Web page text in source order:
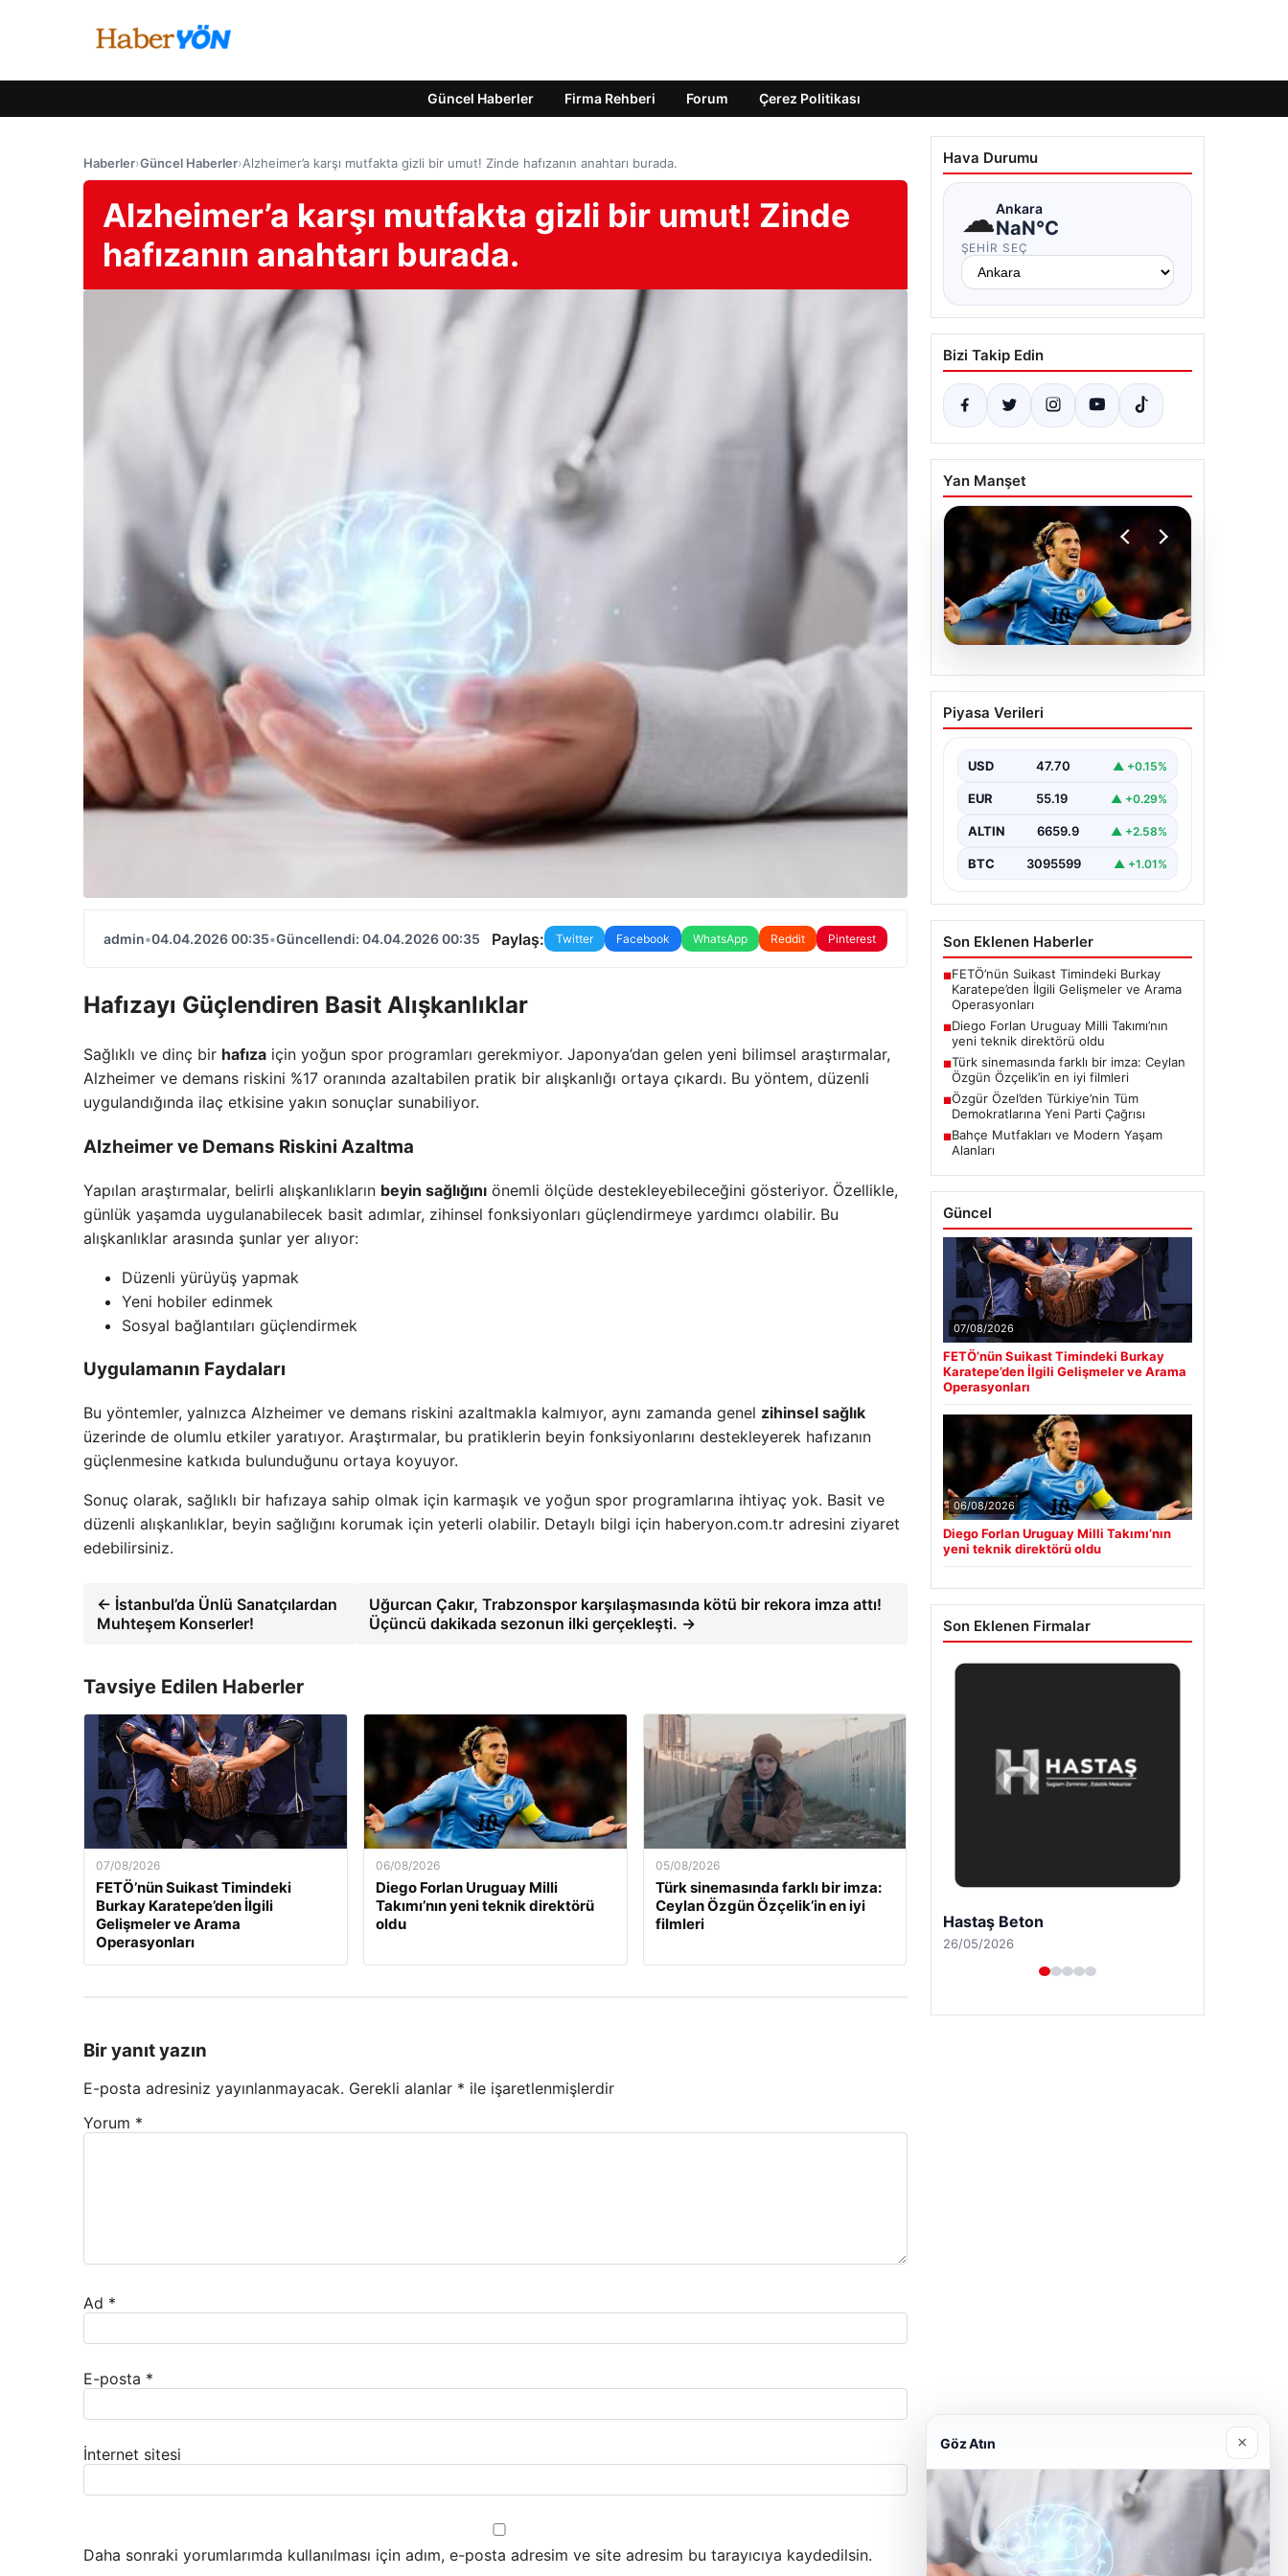
Güncel Haberler Firma Rehberi Forum Çerez Politikası
Haberler›Güncel Haberler›Alzheimer’a karşı mutfakta gizli bir umut! Zinde hafızanın anahtarı burada.
Alzheimer’a karşı mutfakta gizli bir umut! Zinde
hafızanın anahtarı burada.
admin•04.04.2026 00:35•Güncellendi: 04.04.2026 00:35 Paylaş: Twitter Facebook WhatsApp Reddit Pinterest
Hafızayı Güçlendiren Basit Alışkanlıklar
Sağlıklı ve dinç bir hafıza için yoğun spor programları gerekmiyor. Japonya’dan gelen yeni bilimsel araştırmalar,
Alzheimer ve demans riskini %17 oranında azaltabilen pratik bir alışkanlığı ortaya çıkardı. Bu yöntem, düzenli
uygulandığında ilaç etkisine yakın sonuçlar sunabiliyor.
Alzheimer ve Demans Riskini Azaltma
Yapılan araştırmalar, belirli alışkanlıkların beyin sağlığını önemli ölçüde destekleyebileceğini gösteriyor. Özellikle,
günlük yaşamda uygulanabilecek basit adımlar, zihinsel fonksiyonları güçlendirmeye yardımcı olabilir. Bu
alışkanlıklar arasında şunlar yer alıyor:
Düzenli yürüyüş yapmak
Yeni hobiler edinmek
Sosyal bağlantıları güçlendirmek
Uygulamanın Faydaları
Bu yöntemler, yalnızca Alzheimer ve demans riskini azaltmakla kalmıyor, aynı zamanda genel zihinsel sağlık
üzerinde de olumlu etkiler yaratıyor. Araştırmalar, bu pratiklerin beyin fonksiyonlarını destekleyerek hafızanın
güçlenmesine katkıda bulunduğunu ortaya koyuyor.
Sonuç olarak, sağlıklı bir hafızaya sahip olmak için karmaşık ve yoğun spor programlarına ihtiyaç yok. Basit ve
düzenli alışkanlıklar, beyin sağlığını korumak için yeterli olabilir. Detaylı bilgi için haberyon.com.tr adresini ziyaret
edebilirsiniz.
← İstanbul’da Ünlü Sanatçılardan
Muhteşem Konserler!
Uğurcan Çakır, Trabzonspor karşılaşmasında kötü bir rekora imza attı!
Üçüncü dakikada sezonun ilki gerçekleşti. →
Tavsiye Edilen Haberler
07/08/2026
FETÖ’nün Suikast Timindeki
Burkay Karatepe’den İlgili
Gelişmeler ve Arama
Operasyonları
06/08/2026
Diego Forlan Uruguay Milli
Takımı’nın yeni teknik direktörü
oldu
05/08/2026
Türk sinemasında farklı bir imza:
Ceylan Özgün Özçelik’in en iyi
filmleri
Bir yanıt yazın
E-posta adresiniz yayınlanmayacak. Gerekli alanlar * ile işaretlenmişlerdir
Yorum *
Ad *
E-posta *
İnternet sitesi
Daha sonraki yorumlarımda kullanılması için adım, e-posta adresim ve site adresim bu tarayıcıya kaydedilsin.
Hava Durumu
☁Ankara
NaN°C
ŞEHIR SEÇ
Bizi Takip Edin
Yan Manşet
06.08.2026
Diego Forlan Uruguay
Milli Takımı’nın yeni
Piyasa Verileri
USD 47.70 ▲ +0.15%
EUR 55.19 ▲ +0.29%
ALTIN 6659.9 ▲ +2.58%
BTC 3095599 ▲ +1.01%
Son Eklenen Haberler
■FETÖ’nün Suikast Timindeki Burkay
Karatepe’den İlgili Gelişmeler ve Arama
Operasyonları
■Diego Forlan Uruguay Milli Takımı’nın
yeni teknik direktörü oldu
■Türk sinemasında farklı bir imza: Ceylan
Özgün Özçelik’in en iyi filmleri
■Özgür Özel’den Türkiye’nin Tüm
Demokratlarına Yeni Parti Çağrısı
■Bahçe Mutfakları ve Modern Yaşam
Alanları
Güncel
07/08/2026
FETÖ’nün Suikast Timindeki Burkay
Karatepe’den İlgili Gelişmeler ve Arama
Operasyonları
06/08/2026
Diego Forlan Uruguay Milli Takımı’nın
yeni teknik direktörü oldu
Son Eklenen Firmalar
Prenses Night Club
29/04/2026
Göz Atın ×